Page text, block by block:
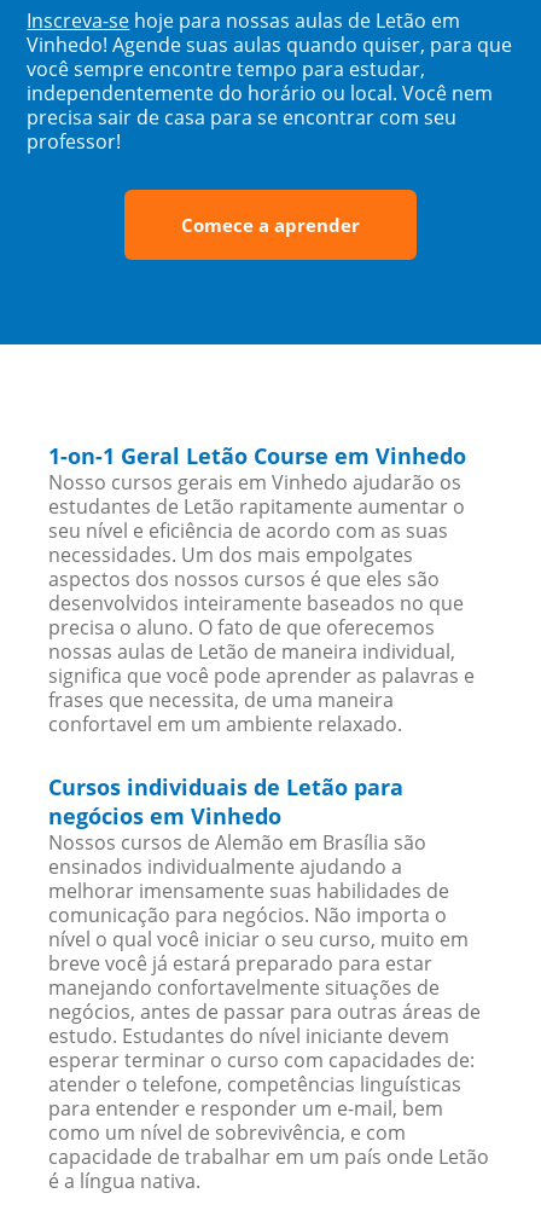
Inscreva-se hoje para nossas aulas de Letão em
Vinhedo! Agende suas aulas quando quiser, para que
você sempre encontre tempo para estudar,
independentemente do horário ou local. Você nem
precisa sair de casa para se encontrar com seu
professor!
Comece a aprender
1-on-1 Geral Letão Course em Vinhedo
Nosso cursos gerais em Vinhedo ajudarão os
estudantes de Letão rapitamente aumentar o
seu nível e eficiência de acordo com as suas
necessidades. Um dos mais empolgates
aspectos dos nossos cursos é que eles são
desenvolvidos inteiramente baseados no que
precisa o aluno. O fato de que oferecemos
nossas aulas de Letão de maneira individual,
significa que você pode aprender as palavras e
frases que necessita, de uma maneira
confortavel em um ambiente relaxado.
Cursos individuais de Letão para
negócios em Vinhedo
Nossos cursos de Alemão em Brasília são
ensinados individualmente ajudando a
melhorar imensamente suas habilidades de
comunicação para negócios. Não importa o
nível o qual você iniciar o seu curso, muito em
breve você já estará preparado para estar
manejando confortavelmente situações de
negócios, antes de passar para outras áreas de
estudo. Estudantes do nível iniciante devem
esperar terminar o curso com capacidades de:
atender o telefone, competências linguísticas
para entender e responder um e-mail, bem
como um nível de sobrevivência, e com
capacidade de trabalhar em um país onde Letão
é a língua nativa.